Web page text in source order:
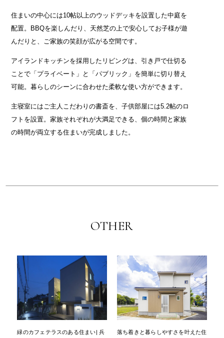
住まいの中心には10帖以上のウッドデッキを設置した中庭を
配置。BBQを楽しんだり、天然芝の上で安心してお子様が遊
んだりと、ご家族の笑顔が広がる空間です。
アイランドキッチンを採用したリビングは、引き戸で仕切る
ことで「プライベート」と「パブリック」を簡単に切り替え
可能。暮らしのシーンに合わせた柔軟な使い方ができます。
主寝室にはご主人こだわりの書斎を、子供部屋には5.2帖のロ
フトを設置。家族それぞれが大満足できる、個の時間と家族
の時間が両立する住まいが完成しました。
OTHER
緑のカフェテラスのある住まい| 兵
落ち着きと暮らしやすさを叶えた住